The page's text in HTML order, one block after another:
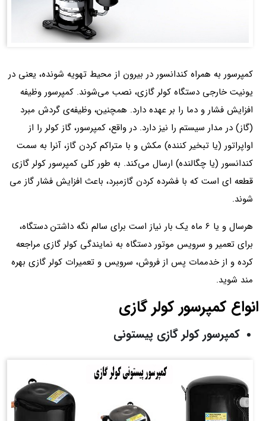
کمپرسور به همراه کندانسور در بیرون از محیط تهویه شونده، یعنی در
یونیت خارجی دستگاه کولر گازی، نصب می‌شوند. کمپرسور وظیفه
افزایش فشار و دما را بر عهده دارد. همچنین، وظیفه‌ی گردش مبرد
(گاز) در مدار سیستم را نیز دارد. در واقع، کمپرسور، گاز کولر را از
اواپراتور (یا تبخیر کننده) مکش و با متراکم کردن گاز، آنرا به سمت
کندانسور (یا چگالنده) ارسال می‌کند. به طور کلی کمپرسور کولر گازی
قطعه ای است که با فشرده کردن گازمبرد، باعث افزایش فشار گاز می
شوند.
هرسال و یا 6 ماه یک بار نیاز است برای سالم نگه داشتن دستگاه،
برای تعمیر و سرویس موتور دستگاه به نمایندگی کولر گازی مراجعه
کرده و از خدممات پس از فروش، سرویس و تعمیرات کولر گازی بهره
مند شوید.
انواع کمپرسور کولر گازی
کمپرسور کولر گازی پیستونی